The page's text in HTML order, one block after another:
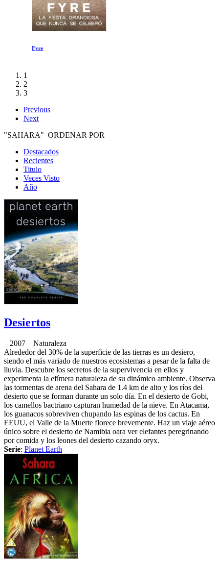
Fyre
1
2
3
Previous
Next
"SAHARA" ORDENAR POR
Destacados
Recientes
Titulo
Veces Visto
Año
Desiertos
2007 Naturaleza
Alrededor del 30% de la superficie de las tierras es un desiero,
siendo el más variado de nuestros ecosistemas a pesar de la falta de
lluvia. Descubre los secretos de la supervivencia en ellos y
experimenta la efímera naturaleza de su dinámico ambiente. Observa
las tormentas de arena del Sahara de 1.4 km de alto y los ríos del
desierto que se forman durante un solo día. En el desierto de Gobi,
los camellos bactriano capturan humedad de la nieve. En Atacama,
los guanacos sobreviven chupando las espinas de los cactus. En
EEUU, el Valle de la Muerte florece brevemente. Haz un viaje aéreo
único sobre el desierto de Namibia oara ver elefantes peregrinando
por comida y los leones del desierto cazando oryx.
Serie: Planet Earth